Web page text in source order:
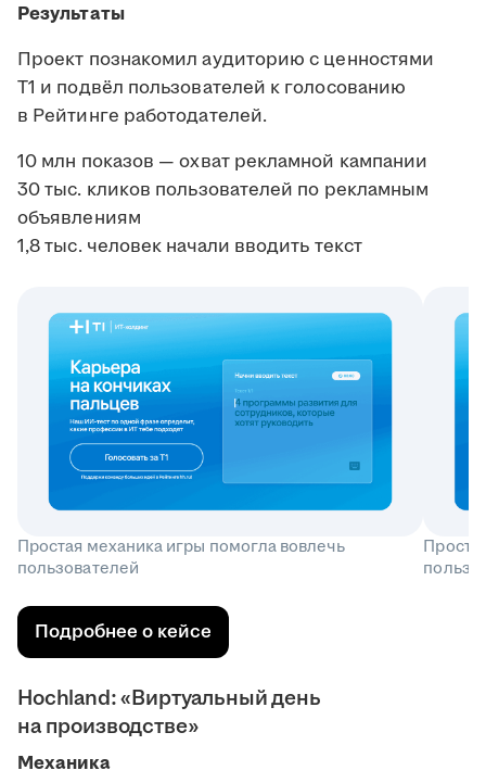
Результаты
Проект познакомил аудиторию с ценностями
Т1 и подвёл пользователей к голосованию
в Рейтинге работодателей.
10 млн показов — охват рекламной кампании
30 тыс. кликов пользователей по рекламным
объявлениям
1,8 тыс. человек начали вводить текст
Простая механика игры помогла вовлечь
пользователей
Подробнее о кейсе
Hochland: «Виртуальный день
на производстве»
Механика